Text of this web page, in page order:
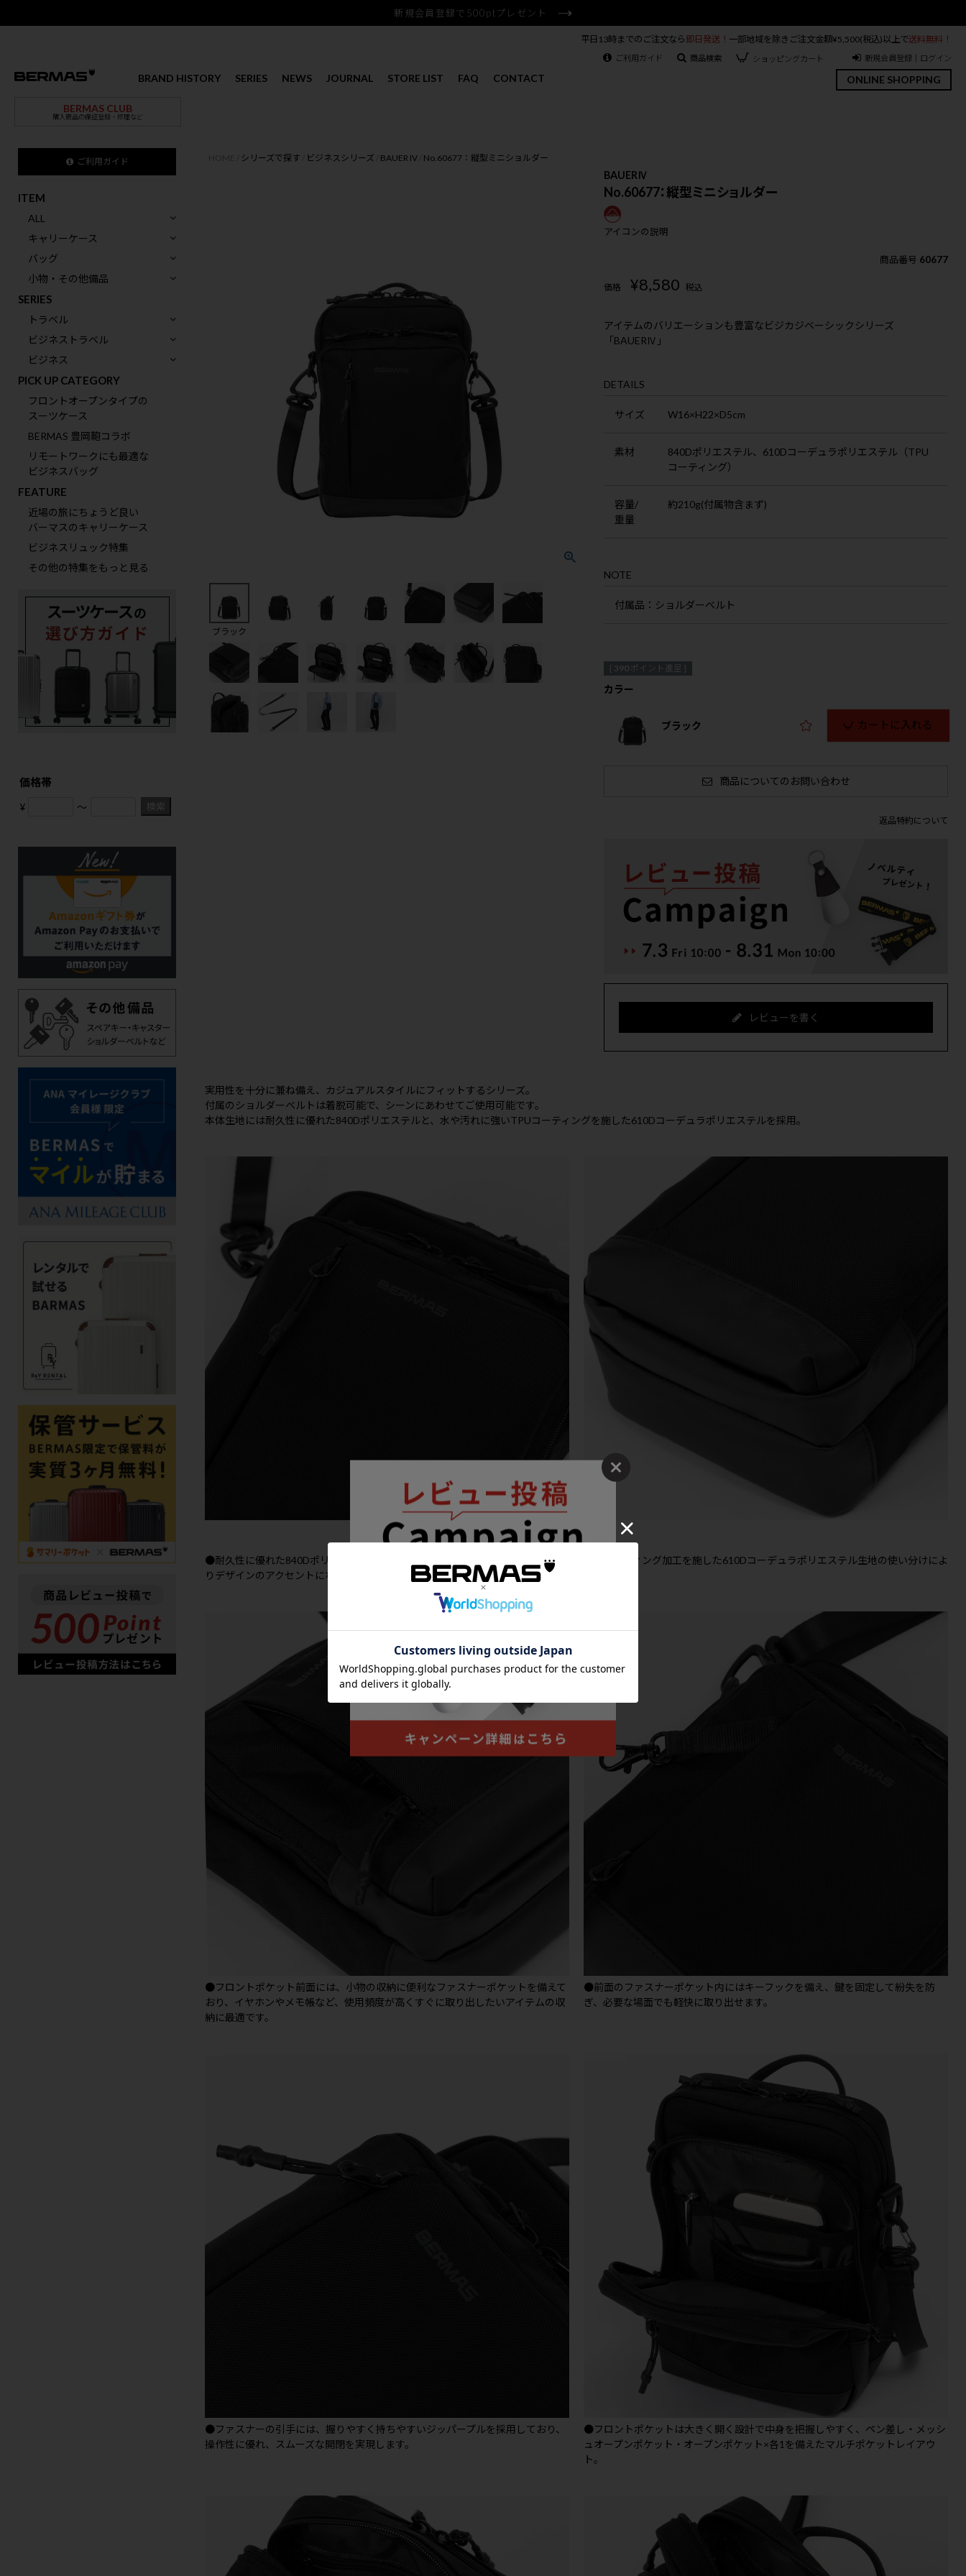
新規会員登録で500ptプレゼント
BRAND HISTORY SERIES NEWS JOURNAL STORE LIST FAQ CONTACT
BERMAS CLUB
購入商品の保証登録・修理など
ONLINE SHOPPING
平日13時までのご注文なら 即日発送！ 一部地域を除きご注文金額¥5,500(税込)以上で送料無料！
ご利用ガイド 商品検索 ショッピングカート 新規会員登録｜ログイン
ご利用ガイド
ITEM
ALL
キャリーケース
バッグ
小物・その他備品
SERIES
トラベル
ビジネストラベル
ビジネス
PICK UP CATEGORY
フロントオープンタイプの
スーツケース
BERMAS 豊岡鞄コラボ
リモートワークにも最適な
ビジネスバッグ
FEATURE
近場の旅にちょうど良い
バーマスのキャリーケース
ビジネスリュック特集
その他の特集をもっと見る
価格帯
¥ 〜 検索
シリーズで探す ビジネスシリーズ BAUER IV No.60677：縦型ミニショルダー
ブラック
BAUERⅣ
No.60677：縦型ミニショルダー
アイコンの説明
商品番号 60677
価格 ¥8,580 税込
アイテムのバリエーションも豊富なビジカジベーシックシリーズ
「BAUERⅣ」
DETAILS
サイズ W16×H22×D5cm
素材
840Dポリエステル、610Dコーデュラポリエステル（TPU
コーティング）
容量/
重量
約210g(付属物含まず)
NOTE
付属品 ：ショルダーベルト
[ 390 ポイント進呈 ]
カラー
ブラック カートに入れる
商品についてのお問い合わせ
返品特約について
レビューを書く
実用性を十分に兼ね備え、カジュアルスタイルにフィットするシリーズ。
付属のショルダーベルトは着脱可能で、シーンにあわせてご使用可能です。
本体生地には耐久性に優れた840Dポリエステルと、水や汚れに強いTPUコーティングを施した610Dコーデュラポリエステルを採用。
●耐久性に優れた840Dポリエステルの本体生地を採用。はっ水性や防汚性に優れたTPUコーティング加工を施した610Dコーデュラポリエステル生地の使い分けによ
りデザインのアクセントになっています。
●フロントポケット前面には、小物の収納に便利なファスナーポケットを備えて
おり、イヤホンやメモ帳など、使用頻度が高くすぐに取り出したいアイテムの収
納に最適です。
●前面のファスナーポケット内にはキーフックを備え、鍵を固定して紛失を防
ぎ、必要な場面でも軽快に取り出せます。
●ファスナーの引手には、握りやすく持ちやすいジッパープルを採用しており、
操作性に優れ、スムーズな開閉を実現します。
●フロントポケットは大きく開く設計で中身を把握しやすく、ペン差し・メッシ
ュオープンポケット・オープンポケット×各1を備えたマルチポケットレイアウ
ト。